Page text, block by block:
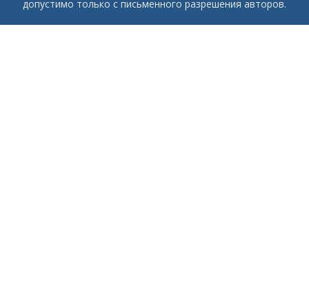
допустимо только с письменного разрешения авторов.